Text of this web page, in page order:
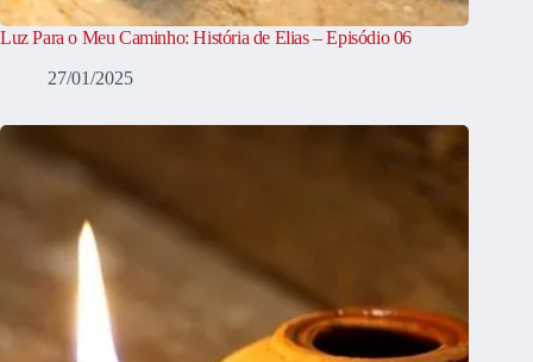
Luz Para o Meu Caminho: História de Elias – Episódio 06
27/01/2025